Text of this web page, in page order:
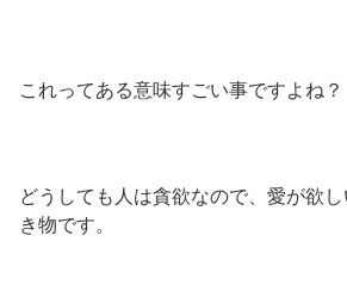
これってある意味すごい事ですよね？
どうしても人は貪欲なので、愛が欲
き物です。